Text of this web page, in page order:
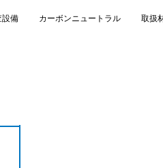
設備 カーボンニュートラル 取扱